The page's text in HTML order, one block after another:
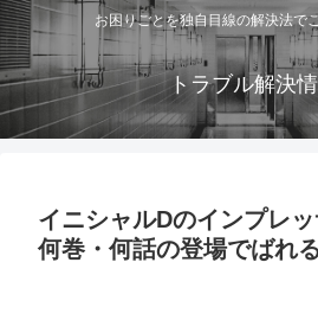
お困りごとを独自目線の解決法で
トラブル解決
イニシャルDのインプレ
何巻・何話の登場でばれ